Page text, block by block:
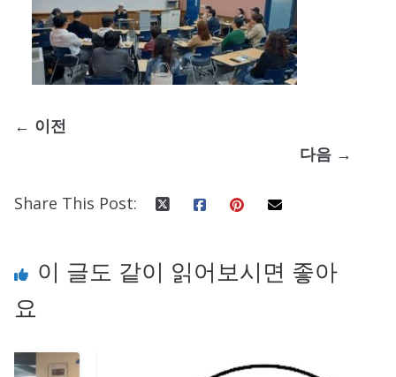
← 이전
다음 →
Share This Post:
이 글도 같이 읽어보시면 좋아
요